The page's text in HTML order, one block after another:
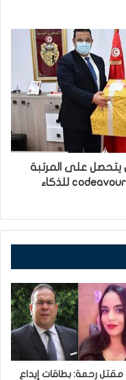
يتحصل على المرتبة
الأولى في المسابقة العالمية codeavour للذكاء
رحمة: بطاقات إيداع